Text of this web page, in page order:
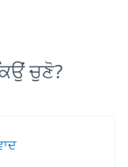
ਚੁਣੋ?